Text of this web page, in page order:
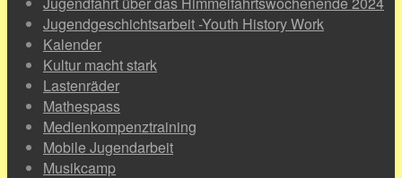
Jugendgeschichtsarbeit -Youth History Work
Kalender
Kultur macht stark
Lastenräder
Mathespass
Medienkompenztraining
Mobile Jugendarbeit
Musikcamp